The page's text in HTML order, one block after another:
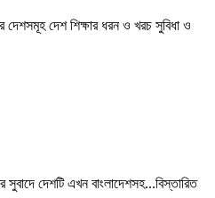
দেশ শিক্ষার ধরন ও খরচ সুবিধা ও
দেশটি এখন বাংলাদেশসহ...বিস্তারিত